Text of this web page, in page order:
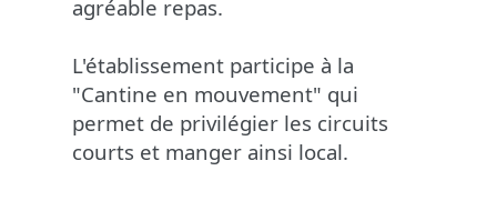
agréable repas.
L'établissement participe à la
"Cantine en mouvement" qui
permet de privilégier les circuits
courts et manger ainsi local.